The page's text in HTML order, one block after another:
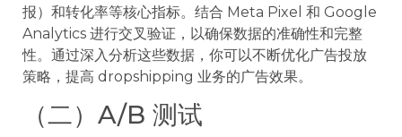
报）和转化率等核心指标。结合 Meta Pixel 和 Google
Analytics 进行交叉验证，以确保数据的准确性和完整
性。通过深入分析这些数据，你可以不断优化广告投放
策略，提高 dropshipping 业务的广告效果。
（二）A/B 测试